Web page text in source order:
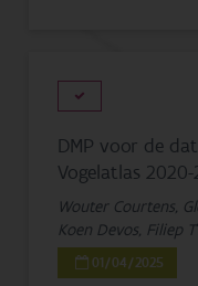
DMP voor de
Vogelatlas 2020-
Wouter Courtens,
Koen Devos, Filiep
01/04/2025